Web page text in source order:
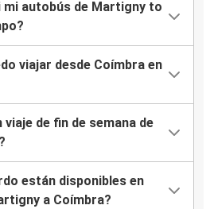
mi autobús de Martigny to
viajar desde Coímbra en
viaje de fin de semana de
están disponibles en
a Coímbra?